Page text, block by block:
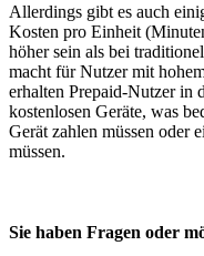
Allerdings gibt es auch
Kosten pro Einheit
höher sein als bei
macht für Nutzer mit
erhalten Prepaid-Nutzer in
kostenlosen Geräte, was
Gerät zahlen müssen oder
müssen.
Sie haben Fragen oder